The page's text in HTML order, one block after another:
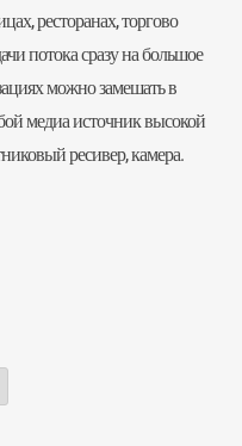
ресторанах, торгово
потока сразу на большое
можно замешать в
медиа источник высокой
ресивер,камера.